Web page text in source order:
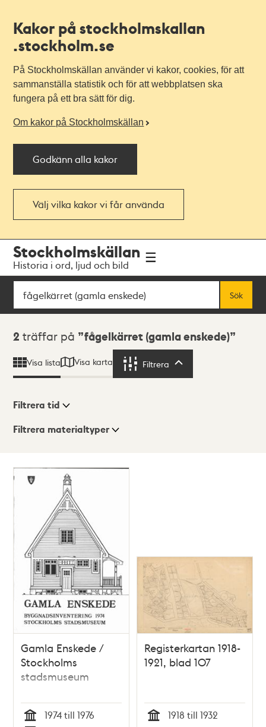
Kakor på stockholmskallan
.stockholm.se
På Stockholmskällan använder vi kakor, cookies, för att
sammanställa statistik och för att webbplatsen ska
fungera på ett bra sätt för dig.
Om kakor på Stockholmskällan
Godkänn alla kakor
Välj vilka kakor vi får använda
navigationen
huvudinnehållet
Stockholmskällan
Historia i ord, ljud och bild
Sök
Sök
Sökresultat
2 träffar på fågelkärret (gamla enskede)
Visa lista Visa karta Filtrera
Visningsläge
ListaKarta
Filtrera tid
Filtrera materialtyper
träffar
Gamla Enskede /
Stockholms
stadsmuseum
1974 till 1976
Registerkartan 1918-
1921, blad 107
1918 till 1932